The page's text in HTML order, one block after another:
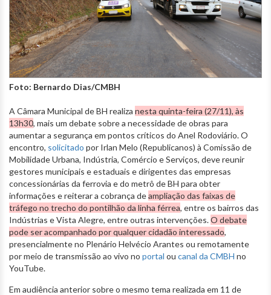
Foto: Bernardo Dias/CMBH
A Câmara Municipal de BH realiza nesta quinta-feira (27/11), às
13h30, mais um debate sobre a necessidade de obras para
aumentar a segurança em pontos críticos do Anel Rodoviário. O
encontro, solicitado por Irlan Melo (Republicanos) à Comissão de
Mobilidade Urbana, Indústria, Comércio e Serviços, deve reunir
gestores municipais e estaduais e dirigentes das empresas
concessionárias da ferrovia e do metrô de BH para obter
informações e reiterar a cobrança deampliação das faixas de
tráfego no trecho do pontilhão da linha férrea, entre os bairros das
Indústrias e Vista Alegre, entre outras intervenções.O debate
pode ser acompanhado por qualquer cidadão interessado,
presencialmente no Plenário Helvécio Arantes ou remotamente
por meio de transmissão ao vivo no portal ou canal da CMBH no
YouTube.
Em audiência anterior sobre o mesmo tema realizada em 11 de